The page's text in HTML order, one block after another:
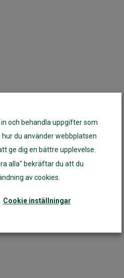
och behandla uppgifter som
du använder webbplatsen
ge dig en bättre upplevelse.
alla" bekräftar du att du
av cookies.
Cookie inställningar